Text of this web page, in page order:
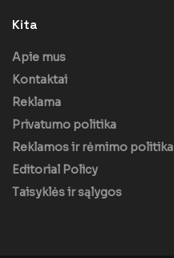
Kita
Apie mus
Kontaktai
Reklama
Privatumo politika
Reklamos ir rėmimo politika
Editorial Policy
Taisyklės ir sąlygos